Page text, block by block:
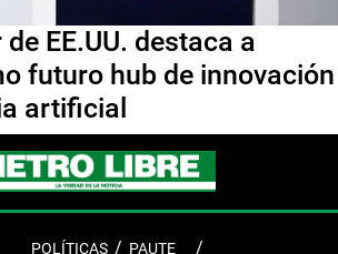
EE.UU. destaca a
futuro hub de innovación
artificial
POLÍTICAS
PAUTE